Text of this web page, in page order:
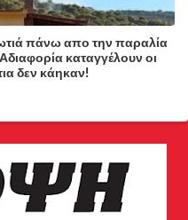
πάνω απο την παραλία
καταγγέλουν οι
δεν κάηκαν!